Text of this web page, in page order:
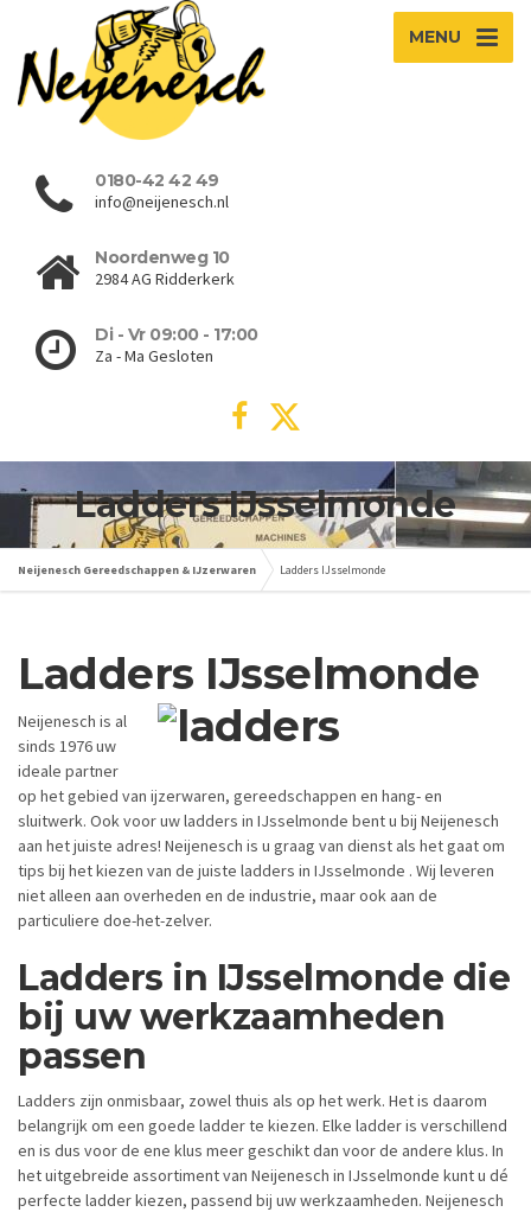
MENU
0180-42 42 49
info@neijenesch.nl
Noordenweg 10
2984 AG Ridderkerk
Di - Vr 09:00 - 17:00
Za - Ma Gesloten
Ladders IJsselmonde
Neijenesch Gereedschappen & IJzerwaren Ladders IJsselmonde
Ladders IJsselmonde
Neijenesch is al
sinds 1976 uw
ideale partner
op het gebied van ijzerwaren, gereedschappen en hang- en
sluitwerk. Ook voor uw ladders in IJsselmonde bent u bij Neijenesch
aan het juiste adres! Neijenesch is u graag van dienst als het gaat om
tips bij het kiezen van de juiste ladders in IJsselmonde . Wij leveren
niet alleen aan overheden en de industrie, maar ook aan de
particuliere doe-het-zelver.
Ladders in IJsselmonde die
bij uw werkzaamheden
passen
Ladders zijn onmisbaar, zowel thuis als op het werk. Het is daarom
belangrijk om een goede ladder te kiezen. Elke ladder is verschillend
en is dus voor de ene klus meer geschikt dan voor de andere klus. In
het uitgebreide assortiment van Neijenesch in IJsselmonde kunt u dé
perfecte ladder kiezen, passend bij uw werkzaamheden. Neijenesch